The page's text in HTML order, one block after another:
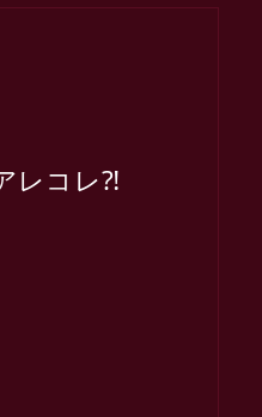
レコレ⁈